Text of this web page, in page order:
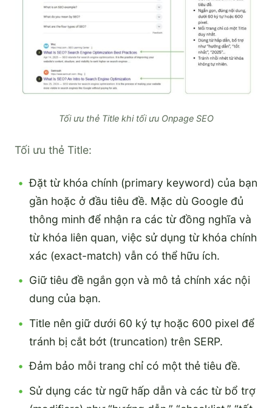
Tối ưu thẻ Title khi tối ưu Onpage SEO
Tối ưu thẻ Title:
Đặt từ khóa chính (primary keyword) của bạn
gần hoặc ở đầu tiêu đề. Mặc dù Google đủ
thông minh để nhận ra các từ đồng nghĩa và
từ khóa liên quan, việc sử dụng từ khóa chính
xác (exact-match) vẫn có thể hữu ích.
Giữ tiêu đề ngắn gọn và mô tả chính xác nội
dung của bạn.
Title nên giữ dưới 60 ký tự hoặc 600 pixel để
tránh bị cắt bớt (truncation) trên SERP.
Đảm bảo mỗi trang chỉ có một thẻ tiêu đề.
Sử dụng các từ ngữ hấp dẫn và các từ bổ trợ